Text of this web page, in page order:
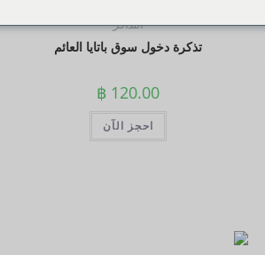
التذاكر
تذكرة دخول سوق باتايا العائم
฿120.00
احجز الآن